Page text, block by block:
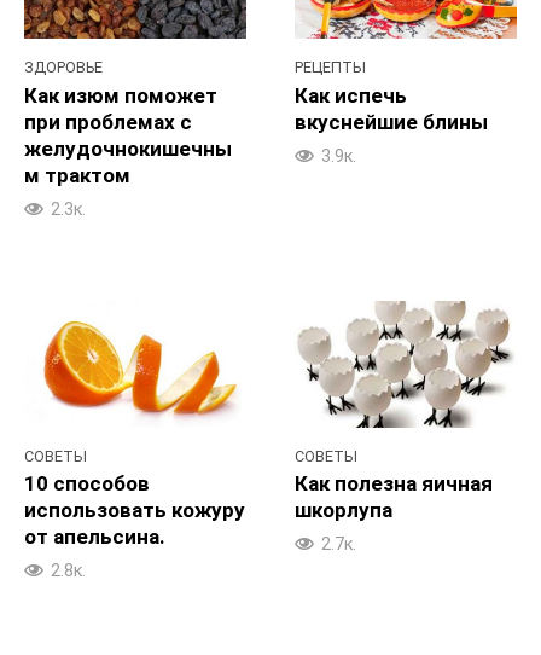
ЗДОРОВЬЕ
Как изюм поможет
при проблемах с
желудочнокишечны
м трактом
2.3к.
РЕЦЕПТЫ
Как испечь
вкуснейшие блины
3.9к.
СОВЕТЫ
10 способов
использовать кожуру
от апельсина.
2.8к.
СОВЕТЫ
Как полезна яичная
шкорлупа
2.7к.